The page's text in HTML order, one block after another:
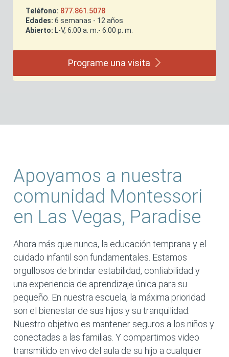
Teléfono: 877.861.5078
Edades: 6 semanas - 12 años
Abierto: L-V, 6:00 a. m.- 6:00 p. m.
Programe una visita
Apoyamos a nuestra
comunidad Montessori
en Las Vegas, Paradise
Ahora más que nunca, la educación temprana y el
cuidado infantil son fundamentales. Estamos
orgullosos de brindar estabilidad, confiabilidad y
una experiencia de aprendizaje única para su
pequeño. En nuestra escuela, la máxima prioridad
son el bienestar de sus hijos y su tranquilidad.
Nuestro objetivo es mantener seguros a los niños y
conectadas a las familias. Y compartimos video
transmitido en vivo del aula de su hijo a cualquier